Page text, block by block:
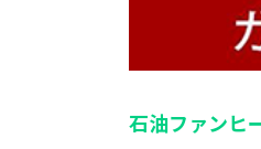
石油ファンヒ